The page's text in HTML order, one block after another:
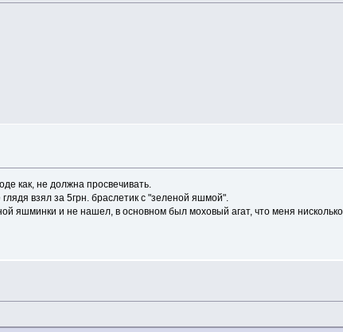
как, не должна просвечивать.
взял за 5грн. браслетик с "зеленой яшмой".
яшминки и не нашел, в основном был моховый агат, что меня